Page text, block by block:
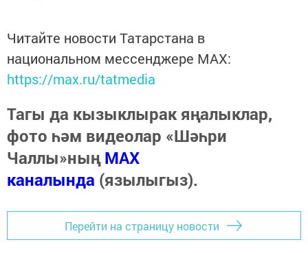
Читайте новости Татарстана в
национальном мессенджере MАХ:
https://max.ru/tatmedia
Тагы да кызыклырак яңалыклар,
фото һәм видеолар «Шәһри
Чаллы»ныңMAX
каналында (язылыгыз).
Перейти на страницу новости